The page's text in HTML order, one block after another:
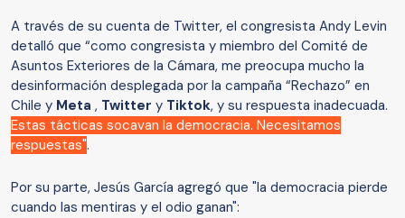
A través de su cuenta de Twitter, el congresista Andy Levin
detalló que “como congresista y miembro del Comité de
Asuntos Exteriores de la Cámara, me preocupa mucho la
desinformación desplegada por la campaña “Rechazo” en
Chile y Meta , Twitter y Tiktok, y su respuesta inadecuada.
Estas tácticas socavan la democracia. Necesitamos
respuestas".
Por su parte, Jesús García agregó que "la democracia pierde
cuando las mentiras y el odio ganan":